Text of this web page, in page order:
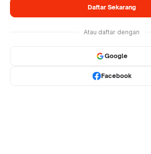
Daftar Sekarang
Atau daftar dengan
Google
Facebook